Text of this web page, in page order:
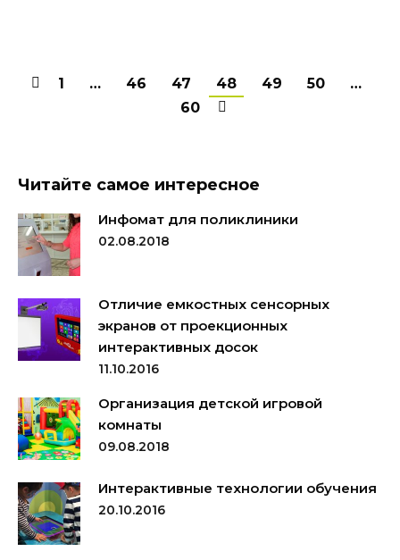
1 … 46 47 48 49 50
…
60
Читайте самое интересное
Инфомат для поликлиники
02.08.2018
Отличие емкостных сенсорных
экранов от проекционных
интерактивных досок
11.10.2016
Организация детской игровой
комнаты
09.08.2018
Интерактивные технологии обучения
20.10.2016